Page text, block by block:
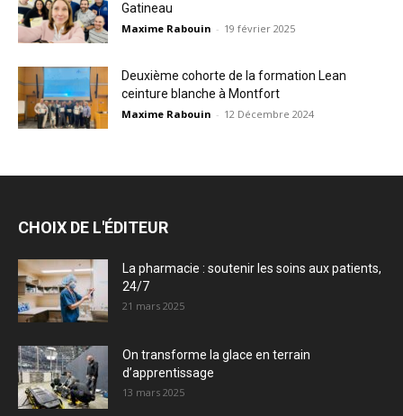
Gatineau
Maxime Rabouin - 19 février 2025
Deuxième cohorte de la formation Lean
ceinture blanche à Montfort
Maxime Rabouin - 12 Décembre 2024
CHOIX DE L'ÉDITEUR
La pharmacie : soutenir les soins aux patients,
24/7
21 mars 2025
On transforme la glace en terrain
d’apprentissage
13 mars 2025